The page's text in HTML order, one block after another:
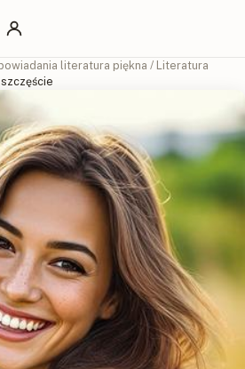
literatura piękna / Literatura